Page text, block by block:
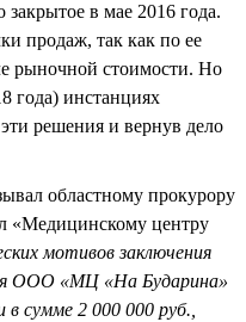
в мае 2016 года.
продаж, так как по ее
рыночной стоимости. Но
года) инстанциях
решения и вернув дело
областному прокурору
«Медицинскому центру
мотивов заключения
ООО «МЦ «На Бударина»
сумме 2 000 000 руб.,